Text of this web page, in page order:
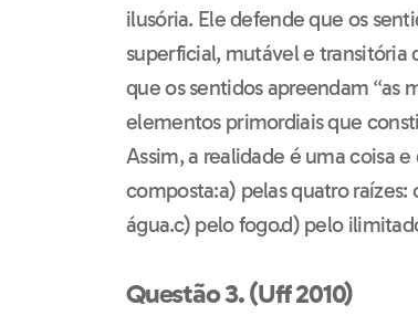
ilusória. Ele defende que os
superficial, mutável e transitória
que os sentidos apreendam “as
elementos primordiais que
Assim, a realidade é uma coisa
composta:a) pelas quatro
água.c) pelo fogo.d) pelo
Questão 3. (Uff 2010)